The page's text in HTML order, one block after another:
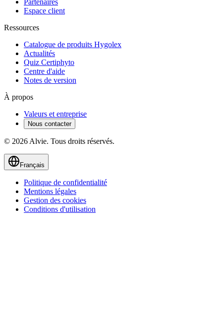
Partenaires
Espace client
Ressources
Catalogue de produits Hygolex
Actualités
Quiz Certiphyto
Centre d'aide
Notes de version
À propos
Valeurs et entreprise
Nous contacter
© 2026 Alvie. Tous droits réservés.
Français
Politique de confidentialité
Mentions légales
Gestion des cookies
Conditions d'utilisation